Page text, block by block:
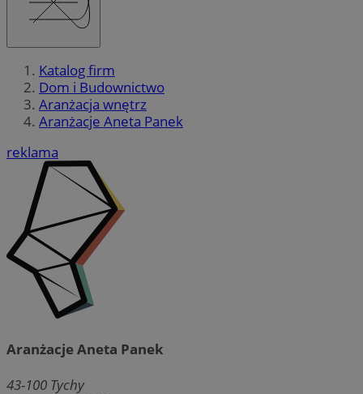
Katalog firm
Dom i Budownictwo
Aranżacja wnętrz
Aranżacje Aneta Panek
reklama
Aranżacje Aneta Panek
43-100 Tychy